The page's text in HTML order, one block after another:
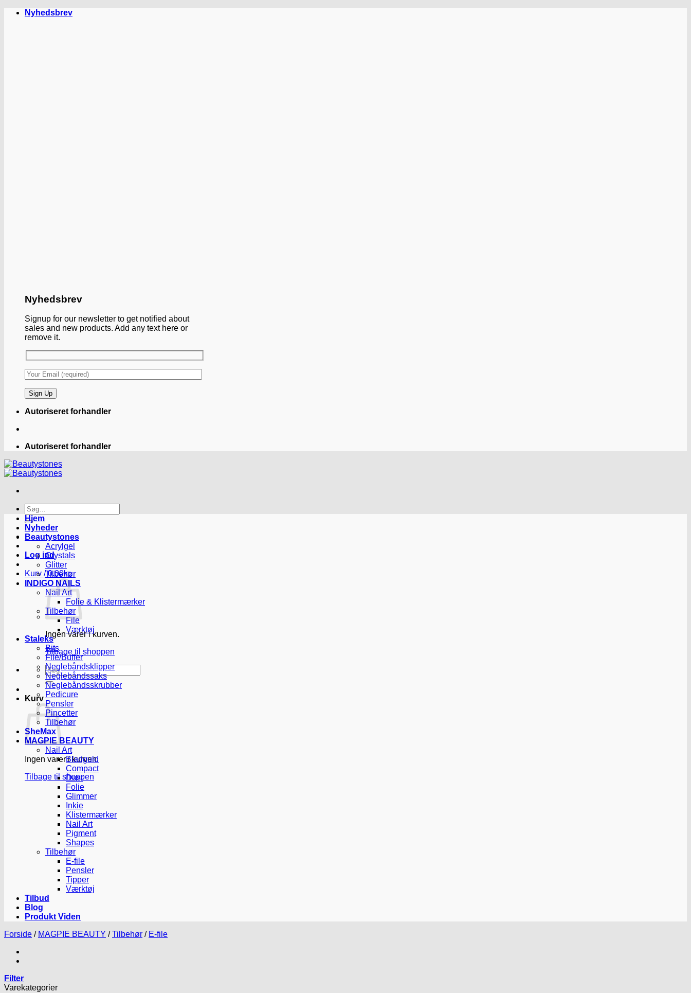
FortsætNyhedsbrev
Nyhedsbrev
Signup for our newsletter to get notified about
sales and new products. Add any text here or
remove it.
Autoriseret forhandler
Autoriseret forhandler
Søg
efter:
Log ind
Kurv /0.00kr.
Ingen varer i kurven.
Tilbage til shoppen
Søg
efter:
Kurv
Ingen varer i kurven.
Tilbage til shoppen
Hjem
Nyheder
Beautystones
Acrylgel
Crystals
Glitter
Tilbehør
INDIGO NAILS
Nail Art
Folie & Klistermærker
Tilbehør
File
Værktøj
Staleks
Bits
File/Buffer
Neglebåndsklipper
Neglebåndssaks
Neglebåndsskrubber
Pedicure
Pensler
Pincetter
Tilbehør
SheMax
MAGPIE BEAUTY
Nail Art
Bladguld
Compact
Dust
Folie
Glimmer
Inkie
Klistermærker
Nail Art
Pigment
Shapes
Tilbehør
E-file
Pensler
Tipper
Værktøj
Tilbud
Blog
Produkt Viden
Forside / MAGPIE BEAUTY / Tilbehør / E-file
Filter
Varekategorier